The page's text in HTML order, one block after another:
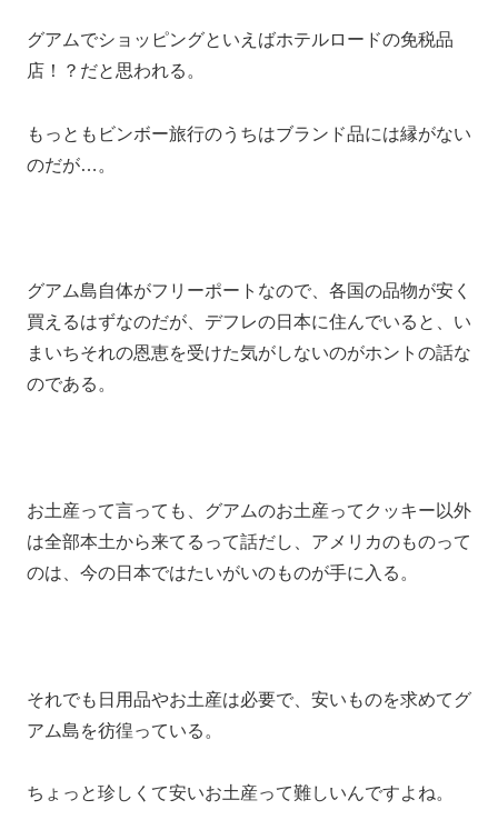
グアムでショッピングといえばホテルロードの免税品
店！？だと思われる。
もっともビンボー旅行のうちはブランド品には縁がない
のだが…。
グアム島自体がフリーポートなので、各国の品物が安く
買えるはずなのだが、デフレの日本に住んでいると、い
まいちそれの恩恵を受けた気がしないのがホントの話な
のである。
お土産って言っても、グアムのお土産ってクッキー以外
は全部本土から来てるって話だし、アメリカのものって
のは、今の日本ではたいがいのものが手に入る。
それでも日用品やお土産は必要で、安いものを求めてグ
アム島を彷徨っている。
ちょっと珍しくて安いお土産って難しいんですよね。